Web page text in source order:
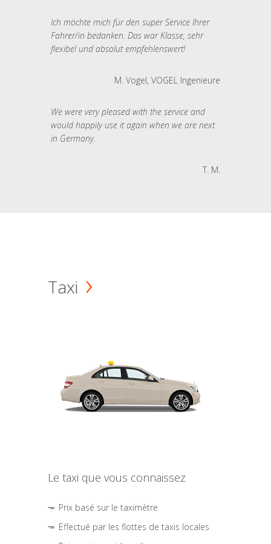
Ich möchte mich für den super Service Ihrer
Fahrer/in bedanken. Das war Klasse, sehr
flexibel und absolut empfehlenswert!
M. Vogel, VOGEL Ingenieure
We were very pleased with the service and
would happily use it again when we are next
in Germany.
T. M.
Taxi
Le taxi que vous connaissez
Prix basé sur le taximètre
Effectué par les flottes de taxis locales